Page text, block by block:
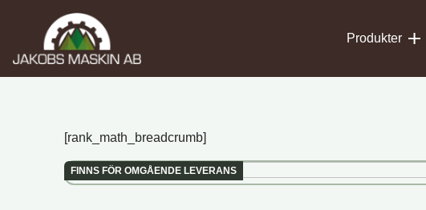
Produkter
[rank_math_breadcrumb]
FINNS FÖR OMGÅENDE LEVERANS